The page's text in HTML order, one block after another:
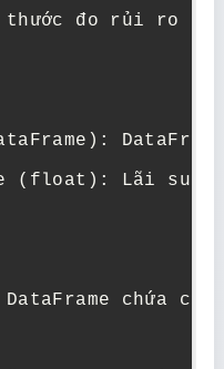
đo rủi ro
(float): Lãi suất
chứa các